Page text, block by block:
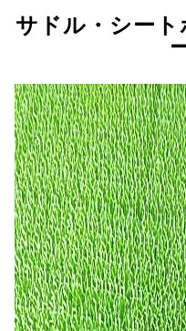
サドル・シー